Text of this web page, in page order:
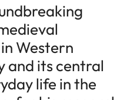
Western
and its central
life in the